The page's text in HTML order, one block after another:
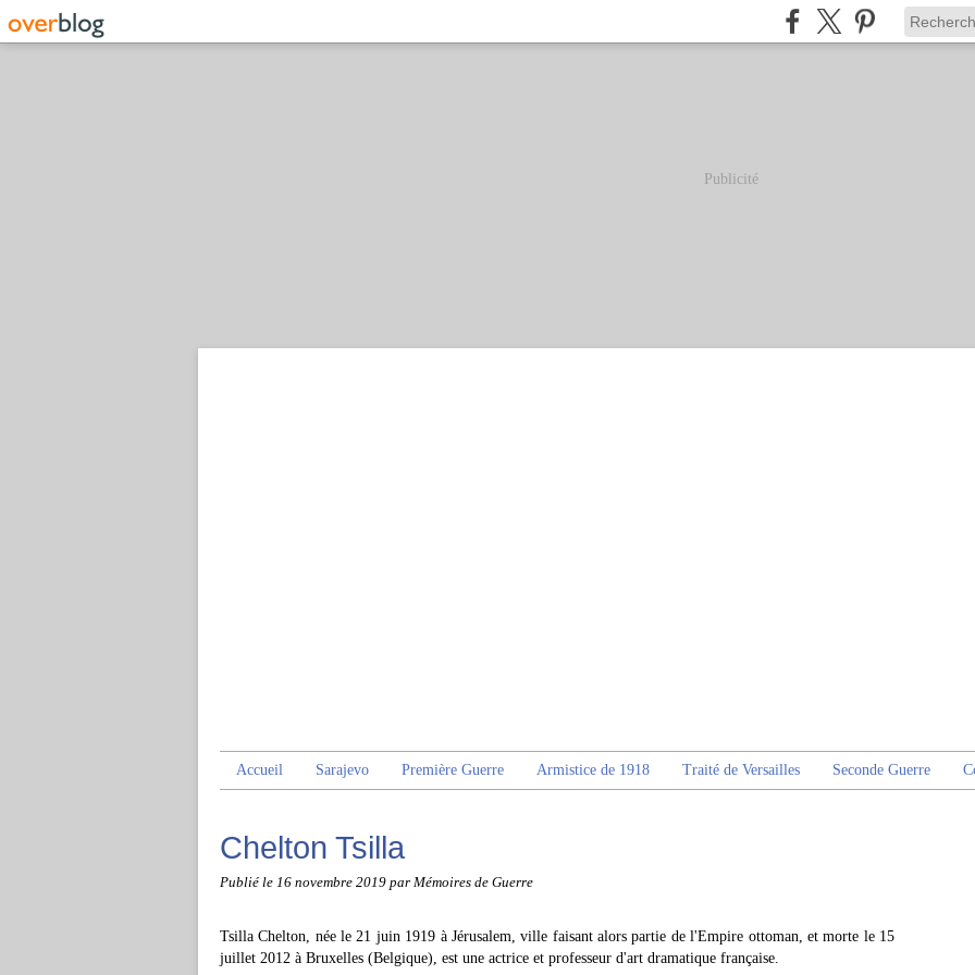
Publicité
Accueil Sarajevo Première Guerre Armistice de 1918 Traité de Versailles Seconde Guerre
Chelton Tsilla
Publié le 16 novembre 2019 par Mémoires de Guerre
Tsilla Chelton, née le 21 juin 1919 à Jérusalem, ville faisant alors partie de l'Empire ottoman, et morte le 15
juillet 2012 à Bruxelles (Belgique), est une actrice et professeur d'art dramatique française.